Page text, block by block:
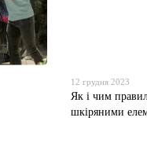
12 грудня 2023
Як і чим
шкіряними